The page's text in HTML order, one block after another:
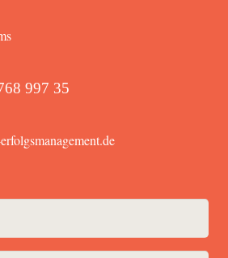
997 35